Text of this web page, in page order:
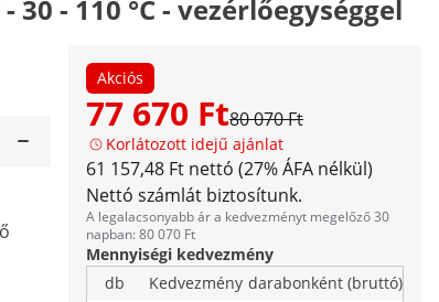
30 - 110 °C - vezérlőegységgel
Akciós
77 670 Ft80 070 Ft
Korlátozott idejű ajánlat
61 157,48 Ft nettó (27% ÁFA nélkül)
Nettó számlát biztosítunk.
A legalacsonyabb ár a kedvezményt megelőző 30
napban: 80 070 Ft
Mennyiségi kedvezmény
db
Kedvezmény darabonként (bruttó)